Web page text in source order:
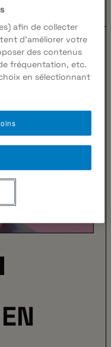
afin de collecter
d’améliorer votre
des contenus
fréquentation, etc.
en sélectionnant